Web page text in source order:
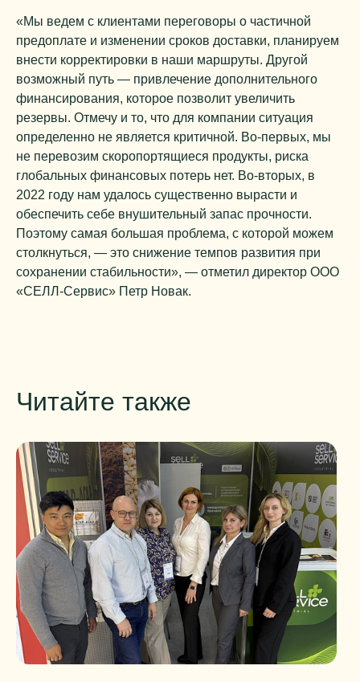
«Мы ведем с клиентами переговоры о частичной
предоплате и изменении сроков доставки, планируем
внести корректировки в наши маршруты. Другой
возможный путь — привлечение дополнительного
финансирования, которое позволит увеличить
резервы. Отмечу и то, что для компании ситуация
определенно не является критичной. Во-первых, мы
не перевозим скоропортящиеся продукты, риска
глобальных финансовых потерь нет. Во-вторых, в
2022 году нам удалось существенно вырасти и
обеспечить себе внушительный запас прочности.
Поэтому самая большая проблема, с которой можем
столкнуться, — это снижение темпов развития при
сохранении стабильности», — отметил директор ООО
«СЕЛЛ-Сервис» Петр Новак.
Читайте также